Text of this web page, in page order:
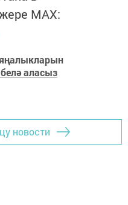
MАХ:
аласыз
новости